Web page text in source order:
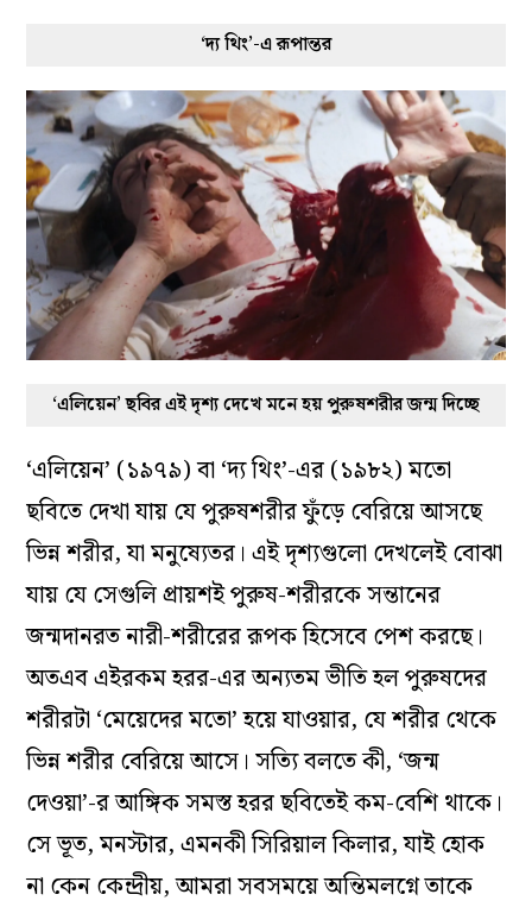
‘দ্য থিং’-এ রূপান্তর
‘এলিয়েন’ ছবির এই দৃশ্য দেখে মনে হয় পুরুষশরীর জন্ম দিচ্ছে
‘এলিয়েন’ (১৯৭৯) বা ‘দ্য থিং’-এর (১৯৮২) মতো
ছবিতে দেখা যায় যে পুরুষশরীর ফুঁড়ে বেরিয়ে আসছে
ভিন্ন শরীর, যা মনুষ্যেতর। এই দৃশ্যগুলো দেখলেই বোঝা
যায় যে সেগুলি প্রায়শই পুরুষ-শরীরকে সন্তানের
জন্মদানরত নারী-শরীরের রূপক হিসেবে পেশ করছে।
অতএব এইরকম হরর-এর অন্যতম ভীতি হল পুরুষদের
শরীরটা ‘মেয়েদের মতো’ হয়ে যাওয়ার, যে শরীর থেকে
ভিন্ন শরীর বেরিয়ে আসে। সত্যি বলতে কী, ‘জন্ম
দেওয়া’-র আঙ্গিক সমস্ত হরর ছবিতেই কম-বেশি থাকে।
সে ভূত, মনস্টার, এমনকী সিরিয়াল কিলার, যাই হোক
না কেন কেন্দ্রীয়, আমরা সবসময়ে অন্তিমলগ্নে তাকে